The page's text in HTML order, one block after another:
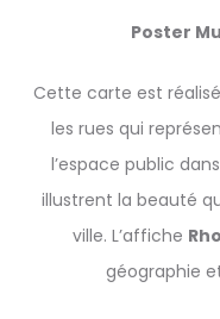
Poster
Cette carte est
les rues qui
l’espace public
illustrent la beauté
ville. L’affiche
géographie